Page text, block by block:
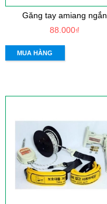
Găng tay amiang ngắn
88.000₫
MUA HÀNG